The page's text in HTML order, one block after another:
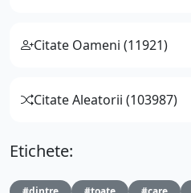
Citate Oameni (11921)
Citate Aleatorii (103987)
Etichete: